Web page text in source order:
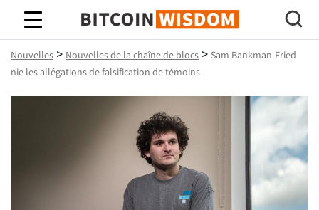
Bitcoin Sagesse
Nouvelles > Nouvelles de la chaîne de blocs > Sam Bankman-Fried
nie les allégations de falsification de témoins